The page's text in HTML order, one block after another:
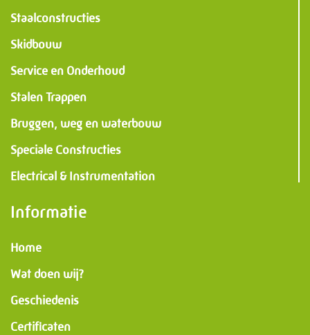
Staalconstructies
Skidbouw
Service en Onderhoud
Stalen Trappen
Bruggen, weg en waterbouw
Speciale Constructies
Electrical & Instrumentation
Informatie
Home
Wat doen wij?
Geschiedenis
Certificaten